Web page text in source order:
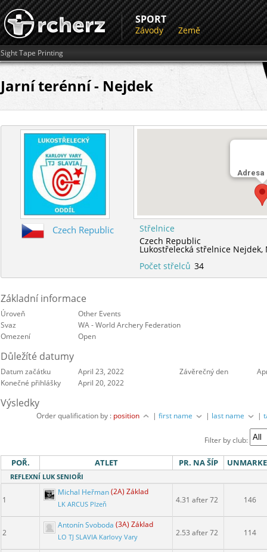
SPORT
Závody Země
Sight Tape Printing
Jarní terénní - Nejdek
Adresa
Czech Republic
Střelnice
Czech Republic
Lukostřelecká střelnice Nejdek,
Počet střelců 34
Základní informace
Úroveň
Other Events
Svaz
WA - World Archery Federation
Omezení
Open
Důležíté datumy
Datum začátku April 23, 2022 Závěrečný den
Konečné přihlášky
April 20, 2022
Výsledky
Order qualification by : position |first name | last name |
Filter by club:
POŘ. ATLET PR. NA ŠÍP
REFLEXNÍ LUK SENIOŘI
1
Michal Heřman(2A) Základ
LK ARCUS Plzeň 4.31 after 72 146
2
Antonín Svoboda (3A) Základ
LO TJ SLAVIA Karlovy Vary 2.53 after 72 114